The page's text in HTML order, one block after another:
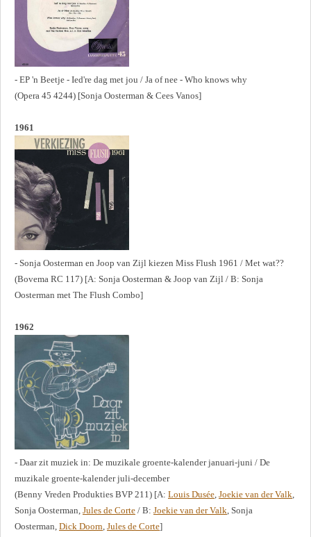
- EP 'n Beetje - Ied're dag met jou / Ja of nee - Who knows why
(Opera 45 4244) [Sonja Oosterman & Cees Vanos]
1961
- Sonja Oosterman en Joop van Zijl kiezen Miss Flush 1961 / Met wat??
(Bovema RC 117) [A: Sonja Oosterman & Joop van Zijl / B: Sonja
Oosterman met The Flush Combo]
1962
- Daar zit muziek in: De muzikale groente-kalender januari-juni / De
muzikale groente-kalender juli-december
(Benny Vreden Produkties BVP 211) [A: Louis Dusée, Joekie van der Valk,
Sonja Oosterman, Jules de Corte / B: Joekie van der Valk, Sonja
Oosterman, Dick Doorn, Jules de Corte]